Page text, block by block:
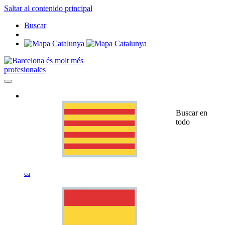
Saltar al contenido principal
Buscar
profesionales
ca
Buscar en
todo